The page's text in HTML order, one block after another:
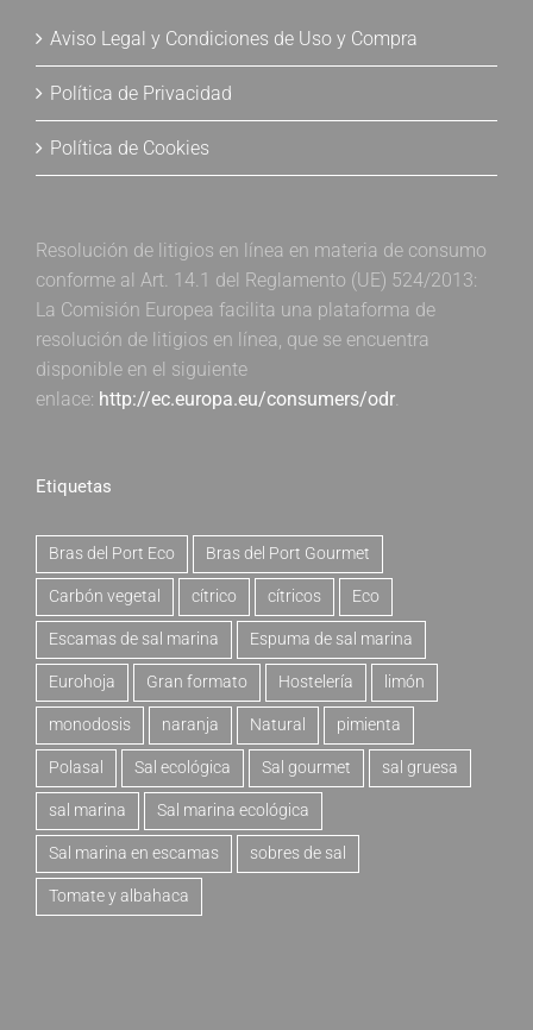
Aviso Legal y Condiciones de Uso y Compra
Política de Privacidad
Política de Cookies
Resolución de litigios en línea en materia de consumo
conforme al Art. 14.1 del Reglamento (UE) 524/2013:
La Comisión Europea facilita una plataforma de
resolución de litigios en línea, que se encuentra
disponible en el siguiente
enlace: http://ec.europa.eu/consumers/odr.
Etiquetas
Bras del Port Eco Bras del Port Gourmet
Carbón vegetal cítrico cítricos Eco
Escamas de sal marina Espuma de sal marina
Eurohoja Gran formato Hostelería limón
monodosis naranja Natural pimienta
Polasal Sal ecológica Sal gourmet sal gruesa
sal marina Sal marina ecológica
Sal marina en escamas sobres de sal
Tomate y albahaca